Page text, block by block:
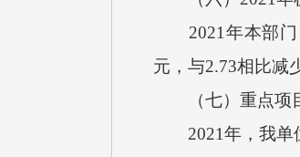
2021年本部门
元，与2.73相比减
（七）重点项
2021年，我单位